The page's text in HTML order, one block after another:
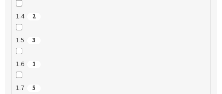
1.4 2
1.5 3
1.6 1
1.7 5